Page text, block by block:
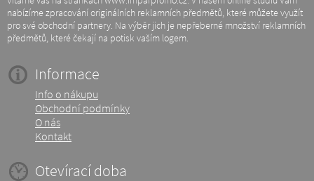
nabízíme zpracování originálních reklamních předmětů, které můžete využít
pro své obchodní partnery. Na výběr jich je nepřeberné množství reklamních
předmětů, které čekají na potisk vaším logem.
Informace
Info o nákupu
Obchodní podmínky
O nás
Kontakt
Otevírací doba